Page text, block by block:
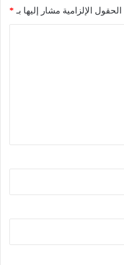
الحقول الإلزامية مشار إليها بـ *